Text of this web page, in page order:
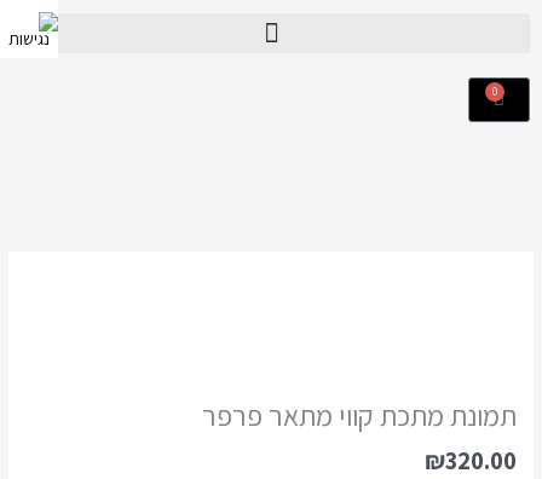
0
עגלת
קניות
תמונת מתכת קווי מתאר פרפר
₪320.00
מתאר
פרפר